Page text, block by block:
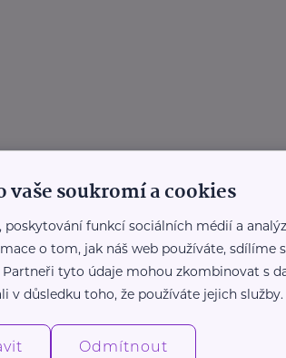
soukromí a cookies
poskytování funkcí sociálních médií a
o tom, jak náš web používáte, sdílíme
Partneři tyto údaje mohou zkombinovat s
v důsledku toho, že používáte jejich služby.
Odmítnout